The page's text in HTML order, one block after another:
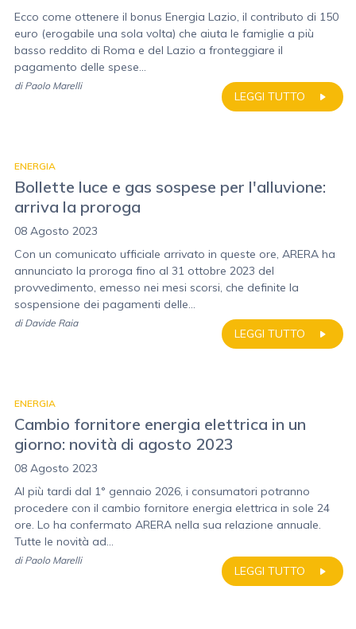
Ecco come ottenere il bonus Energia Lazio, il contributo di 150
euro (erogabile una sola volta) che aiuta le famiglie a più
basso reddito di Roma e del Lazio a fronteggiare il
pagamento delle spese...
LEGGI TUTTO
di Paolo Marelli
ENERGIA
Bollette luce e gas sospese per l'alluvione:
arriva la proroga
08 Agosto 2023
Con un comunicato ufficiale arrivato in queste ore, ARERA ha
annunciato la proroga fino al 31 ottobre 2023 del
provvedimento, emesso nei mesi scorsi, che definite la
sospensione dei pagamenti delle...
LEGGI TUTTO
di Davide Raia
ENERGIA
Cambio fornitore energia elettrica in un
giorno: novità di agosto 2023
08 Agosto 2023
Al più tardi dal 1° gennaio 2026, i consumatori potranno
procedere con il cambio fornitore energia elettrica in sole 24
ore. Lo ha confermato ARERA nella sua relazione annuale.
Tutte le novità ad...
LEGGI TUTTO
di Paolo Marelli